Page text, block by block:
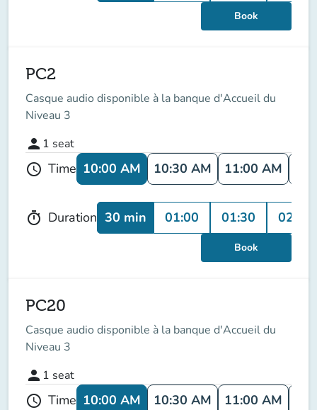
Book
PC2
Casque audio disponible à la banque d'Accueil du
Niveau 3
person 1 seat
schedule Time 10:00 AM 10:30 AM 11:00 AM
timer Duration 30 min 01:00 01:30 02:00
Book
PC20
Casque audio disponible à la banque d'Accueil du
Niveau 3
person 1 seat
schedule Time 10:00 AM 10:30 AM 11:00 AM